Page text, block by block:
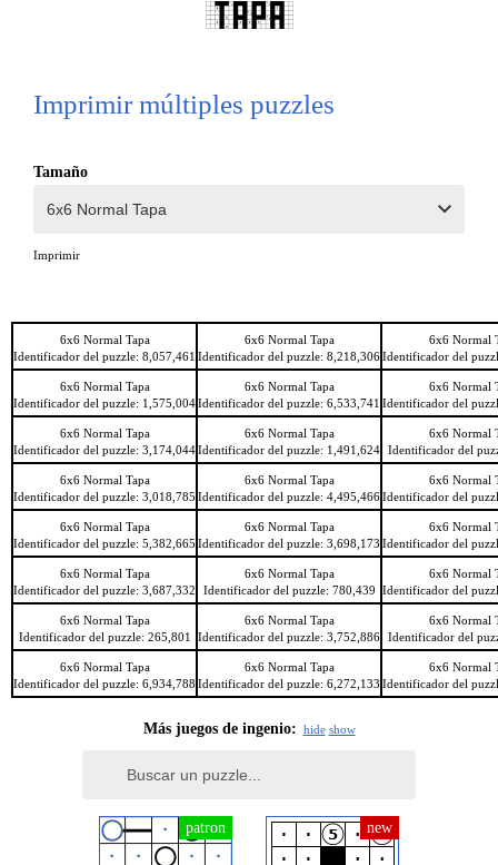
Imprimir múltiples puzzles
Tamaño
Imprimir
6x6 Normal Tapa
Identificador del puzzle: 8,057,461
6x6 Normal Tapa
Identificador del puzzle: 8,218,306
6x6 Normal
Identificador del
6x6 Normal Tapa
Identificador del puzzle: 1,575,004
6x6 Normal Tapa
Identificador del puzzle: 6,533,741
6x6 Normal
Identificador del
6x6 Normal Tapa
Identificador del puzzle: 3,174,044
6x6 Normal Tapa
Identificador del puzzle: 1,491,624
6x6 Normal
Identificador del
6x6 Normal Tapa
Identificador del puzzle: 3,018,785
6x6 Normal Tapa
Identificador del puzzle: 4,495,466
6x6 Normal
Identificador del
6x6 Normal Tapa
Identificador del puzzle: 5,382,665
6x6 Normal Tapa
Identificador del puzzle: 3,698,173
6x6 Normal
Identificador del
6x6 Normal Tapa
Identificador del puzzle: 3,687,332
6x6 Normal Tapa
Identificador del puzzle: 780,439
6x6 Normal
Identificador del
6x6 Normal Tapa
Identificador del puzzle: 265,801
6x6 Normal Tapa
Identificador del puzzle: 3,752,886
6x6 Normal
Identificador del
6x6 Normal Tapa
Identificador del puzzle: 6,934,788
6x6 Normal Tapa
Identificador del puzzle: 6,272,133
6x6 Normal
Identificador del
Más juegos de ingenio: hide show